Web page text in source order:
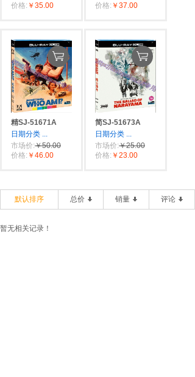
价格: ￥35.00
价格: ￥37.00
精SJ-51671A
日期分类 ...
市场价:￥50.00
价格: ￥46.00
简SJ-51673A
日期分类 ...
市场价:￥25.00
价格: ￥23.00
默认排序 总价 销量 评论
暂无相关记录！